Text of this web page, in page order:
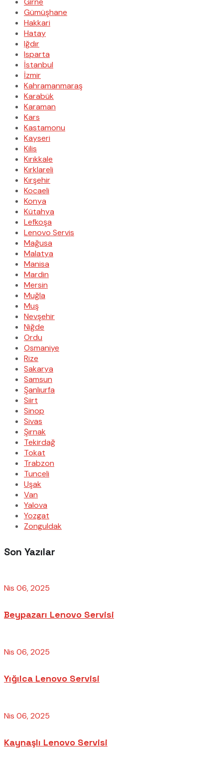
Gümüşhane
Hakkari
Hatay
Iğdır
Isparta
İstanbul
İzmir
Kahramanmaraş
Karabük
Karaman
Kars
Kastamonu
Kayseri
Kilis
Kırıkkale
Kırklareli
Kırşehir
Kocaeli
Konya
Kütahya
Lefkoşa
Lenovo Servis
Mağusa
Malatya
Manisa
Mardin
Mersin
Muğla
Muş
Nevşehir
Niğde
Ordu
Osmaniye
Rize
Sakarya
Samsun
Şanlıurfa
Siirt
Sinop
Sivas
Şırnak
Tekirdağ
Tokat
Trabzon
Tunceli
Uşak
Van
Yalova
Yozgat
Zonguldak
Son Yazılar
Nis 06, 2025
Beypazarı Lenovo Servisi
Nis 06, 2025
Yığılca Lenovo Servisi
Nis 06, 2025
Kaynaşlı Lenovo Servisi